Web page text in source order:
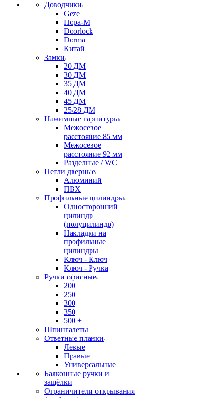
Доводчики
Geze
Нора-М
Doorlock
Dorma
Китай
Замки
20 ДМ
30 ДМ
35 ДМ
40 ДМ
45 ДМ
25/28 ДМ
Нажимные гарнитуры
Межосевое
расстояние 85 мм
Межосевое
расстояние 92 мм
Разделные / WC
Петли дверные
Алюминий
ПВХ
Профильные цилиндры
Односторонний
цилиндр
(полуцилиндр)
Накладки на
профильные
цилиндры
Ключ - Ключ
Ключ - Ручка
Ручки офисные
200
250
300
350
500 +
Шпингалеты
Ответные планки
Левые
Правые
Универсальные
Балконные ручки и
защёлки
Ограничители открывания